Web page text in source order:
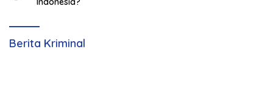
Berita Kriminal